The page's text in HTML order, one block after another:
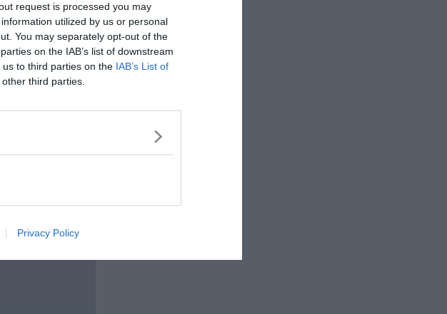
request is processed you may
utilized by us or personal
You may separately opt-out of the
on the IAB’s list of downstream
to third parties on the IAB’s List of
third parties.
Privacy Policy